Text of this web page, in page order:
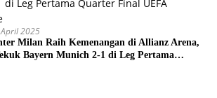
2025
Milan Raih Kemenangan di Allianz Arena,
Bayern Munich 2-1 di Leg Pertama